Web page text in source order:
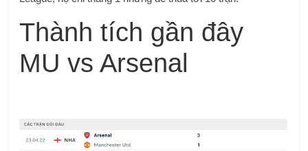
Thành tích gần đây
MU vs Arsenal